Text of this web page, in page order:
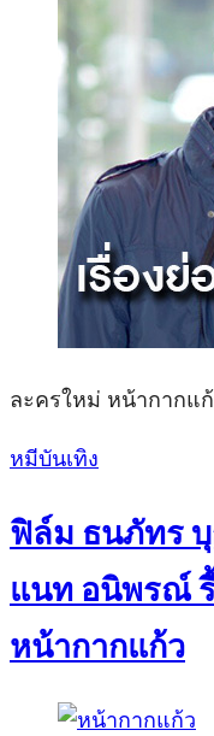
ละครใหม่ หน้ากากแ
Posted
หมีบันเทิง
ฟิล์ม ธนภัทร
แนท อนิพรณ์
หน้ากากแก้ว